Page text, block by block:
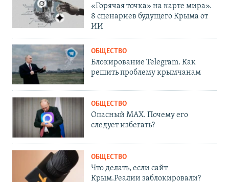
«Горячая точка» на карте мира».
8 сценариев будущего Крыма от
ИИ
ОБЩЕСТВО
Блокирование Telegram. Как
решить проблему крымчанам
ОБЩЕСТВО
Опасный MAX. Почему его
следует избегать?
ОБЩЕСТВО
Что делать, если сайт
Крым.Реалии заблокировали?